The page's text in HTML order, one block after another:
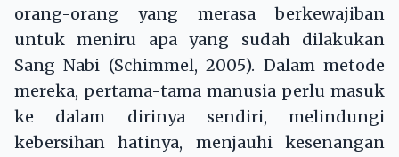
orang-orang yang merasa berkewajiban
untuk meniru apa yang sudah dilakukan
Sang Nabi (Schimmel, 2005). Dalam metode
mereka, pertama-tama manusia perlu masuk
ke dalam dirinya sendiri, melindungi
kebersihan hatinya, menjauhi kesenangan